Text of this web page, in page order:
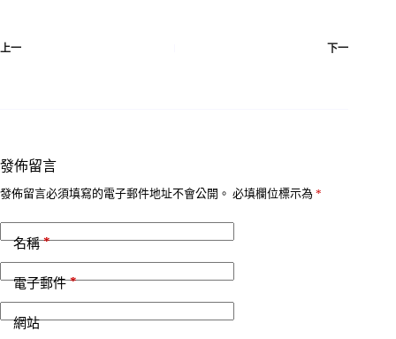
上一 下一
發佈留言
發佈留言必須填寫的電子郵件地址不會公開。 必填欄位標示為 *
名稱*
電子郵件*
網站